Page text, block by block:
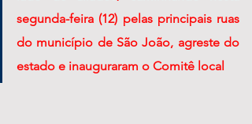
segunda-feira (12) pelas principais ruas
do município de São João, agreste do
estado e inauguraram o Comitê local